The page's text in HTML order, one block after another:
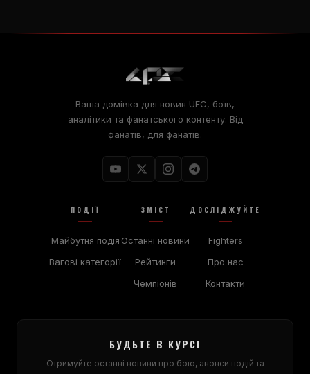
Ваша домівка для новин UFC, боїв,
аналітики та фанатського контенту. Від
фанатів, для фанатів.
ПОДІЇ
Майбутня подія
Вагові категорії
ЗМІСТ
Останні новини
Рейтинги
Чемпіонів
ДОСЛІДЖУЙТЕ
Fighters
Про нас
Контакти
БУДЬТЕ В КУРСІ
Отримуйте останні новини про бою, анонси подій та